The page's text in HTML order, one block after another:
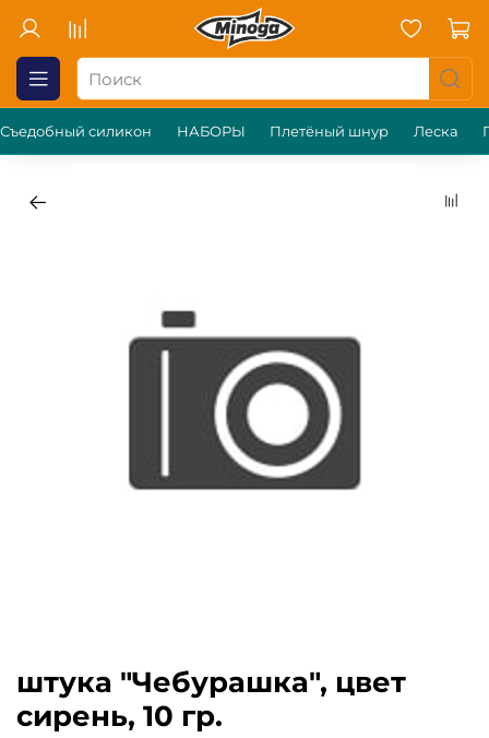
Съедобный силикон НАБОРЫ Плетёный шнур Леска
штука "Чебурашка", цвет
сирень, 10 гр.